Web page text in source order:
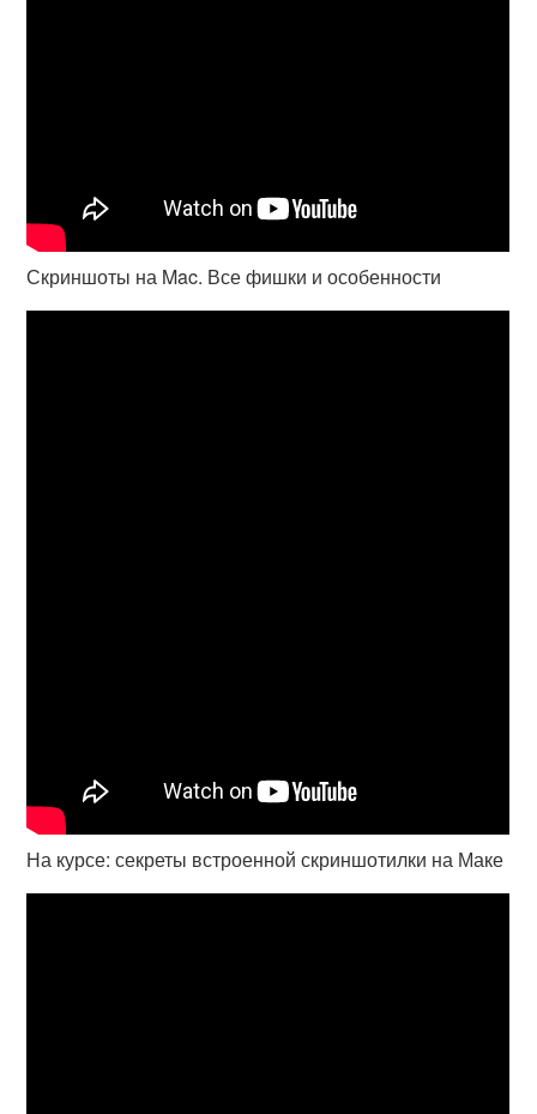
Скриншоты на Mac. Все фишки и особенности
На курсе: секреты встроенной скриншотилки на Маке